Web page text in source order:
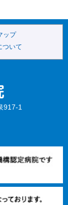
ップ
ついて
917-1